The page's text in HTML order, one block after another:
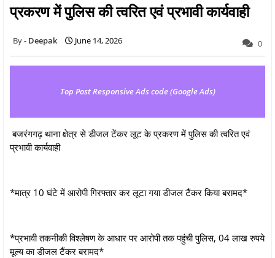
प्रकरण में पुलिस की त्वरित एवं प्रभावी कार्यवाही
Deepak June 14, 2026 0
Top Post Responsive Ads code (Google Ads)
बजरंगगढ़ थाना क्षेत्र से डीजल टेंकर लूट के प्रकरण में पुलिस की त्वरित एवं
प्रभावी कार्यवाही
*मात्र 10 घंटे में आरोपी गिरफ्तार कर लूटा गया डीजल टैंकर किया बरामद*
*प्रभावी तकनीकी विश्लेषण के आधार पर आरोपी तक पहुंची पुलिस, 04 लाख रुपये
मूल्य का डीजल टैंकर बरामद*